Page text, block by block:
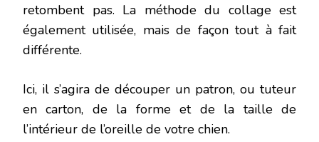
retombent pas. La méthode du collage est
également utilisée, mais de façon tout à fait
différente.
Ici, il s’agira de découper un patron, ou tuteur
en carton, de la forme et de la taille de
l’intérieur de l’oreille de votre chien.